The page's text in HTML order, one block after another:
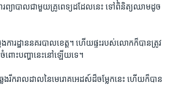
ព្យាបាល​ជាមួយ​គ្រូ​ពេទ្យ​ដដែល​នេះ​ ទៅ​ពិនិត្យ​ឈាម​ដូច​
ារដ្ឋាន​នគរបាល​ខេត្ត។ ​ហើយ​ផ្ទះ​របស់​លោកក៏​បាន​ត្រូវ​
ចំពោះ​បញ្ហា​នេះ​នៅ​ឡើយ​ទេ។
ង​រីក​រាល​ដាល​នៃមេរោគអេដស៍​ដ៏​ចម្លែក​នេះ ហើយ​ក៏​បាន​